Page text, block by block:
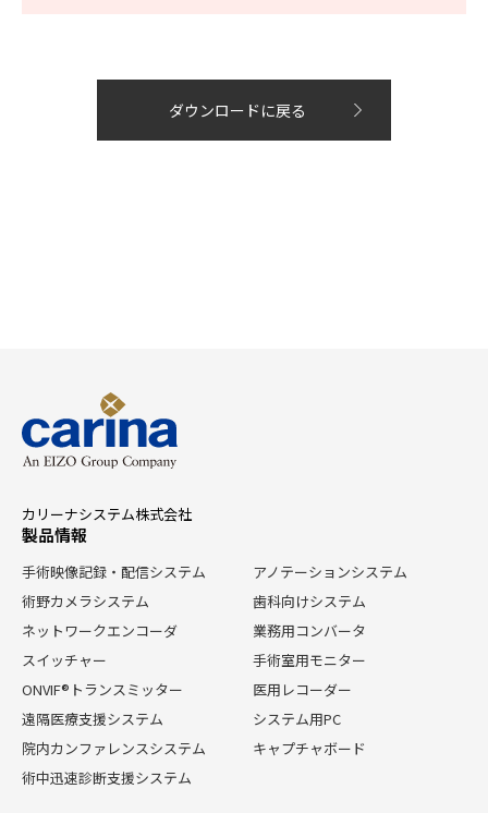
ダウンロードに戻る
カリーナシステム株式会社
製品情報
手術映像記録・配信システム
術野カメラシステム
ネットワークエンコーダ
スイッチャー
ONVIF®トランスミッター
遠隔医療支援システム
院内カンファレンスシステム
術中迅速診断支援システム
アノテーションシステム
歯科向けシステム
業務用コンバータ
手術室用モニター
医用レコーダー
システム用PC
キャプチャボード